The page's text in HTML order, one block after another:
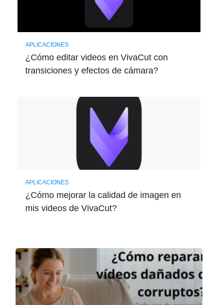
APLICACIONES
¿Cómo editar videos en VivaCut con
transiciones y efectos de cámara?
APLICACIONES
¿Cómo mejorar la calidad de imagen en
mis videos de VivaCut?